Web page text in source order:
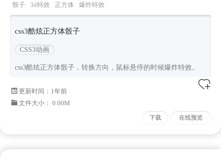
骰子 3d特效 正方体 爆炸特效
css3酷炫正方体骰子
CSS3动画
css3酷炫正方体骰子，转换方向，鼠标悬停的时候爆炸特效。
更新时间： 1年前
文件大小： 0.00M
下载 在线预览